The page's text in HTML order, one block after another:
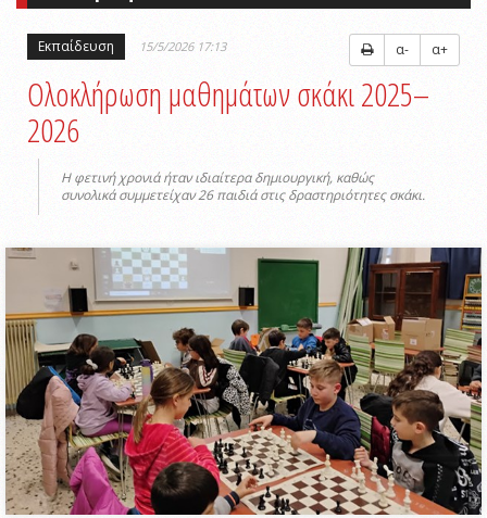
Εκπαίδευση 15/5/2026 17:13 α- α+
Ολοκλήρωση μαθημάτων σκάκι 2025–
2026
Η φετινή χρονιά ήταν ιδιαίτερα δημιουργική, καθώς
συνολικά συμμετείχαν 26 παιδιά στις δραστηριότητες σκάκι.